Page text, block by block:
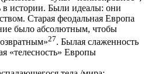
в истории. Были идеалы: они
Старая феодальная Европа
было абсолютным, чтобы
27. Былая слаженность
«телесность» Европы